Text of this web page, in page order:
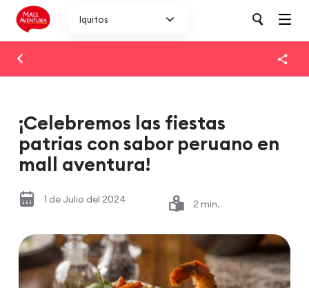
Iquitos
¡Celebremos las fiestas
patrias con sabor peruano en
mall aventura!
1 de Julio del 2024 2 min.